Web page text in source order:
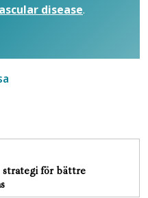
disease.
strategi för bättre